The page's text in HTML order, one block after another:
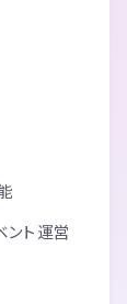
ント運営